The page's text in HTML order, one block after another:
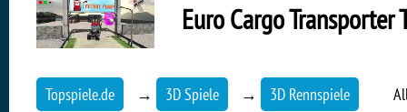
Euro Cargo
Topspiele.de → 3D Spiele → 3D Rennspiele